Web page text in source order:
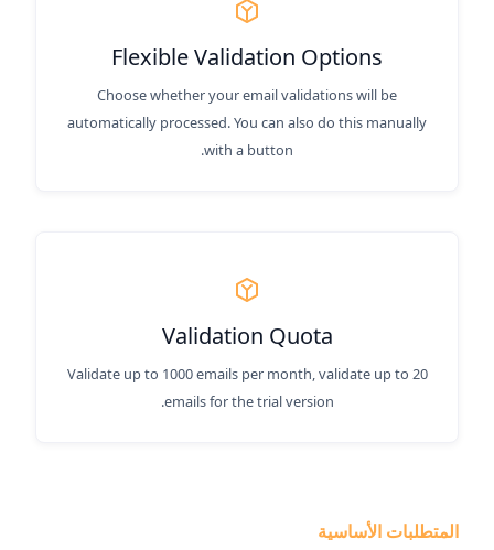
Flexible Validation Options
Choose whether your email validations will be
automatically processed. You can also do this manually
with a button.
Validation Quota
Validate up to 1000 emails per month, validate up to 20
emails for the trial version.
المتطلبات الأساسية